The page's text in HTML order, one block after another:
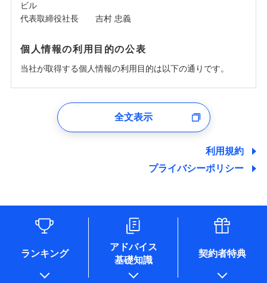
ビル
代表取締役社長 吉村 忠義
個人情報の利用目的の公表
当社が取得する個人情報の利用目的は以下の通りです。
ユーザー登録受付および、管理のため
しくは委託を受けている保険会社・提携会社の保険その他に
関する情報を提供し、金融商品等の契約を勧奨するため、ま
た維持管理等の委託業務遂行のため、またそれらに付帯、関
情報を取引のある他の保険会社の商品・サービスをご提案す
るために利用させていただくことがあります。）
各種セミナーの開催のため
コンサルティングサービスの実施のため
アンケートやキャンペーン等の実施のため
上記に係る案内・手続き・管理等付帯業務を行うため
* 当社が委託を受けている保険会社の情報は、保険会社のホ
全文表示
利用規約
プライバシーポリシー
ランキング
アドバイス
基礎知識
契約者特典